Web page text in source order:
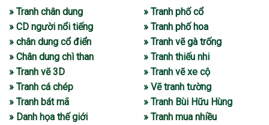
» Tranh chân dung
» CD người nổi tiếng
» chân dung cổ điển
» Chân dung chì than
» Tranh vẽ 3D
» Tranh cá chép
» Tranh bát mã
» Danh họa thế giới
» Tranh phố cổ
» Tranh phố hoa
» Tranh vẽ gà trống
» Tranh thiếu nhi
» Tranh vẽ xe cộ
» Vẽ tranh tường
» Tranh Bùi Hữu Hùng
» Tranh mua nhiều